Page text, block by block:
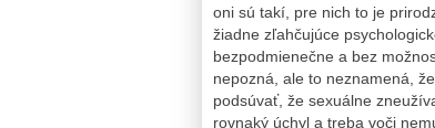
oni sú takí, pre nich to je
žiadne zľahčujúce
bezpodmienečne a bez
nepozná, ale to neznamená,
podsúvať, že sexuálne
rovnaký úchyl a treba voči